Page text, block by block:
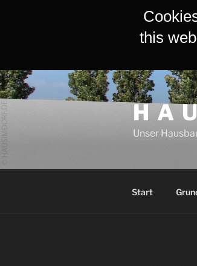
this
Zum
Inhalt
springen
H A
Unser
Start